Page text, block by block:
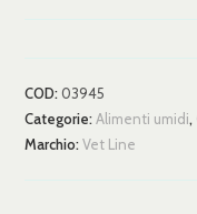
COD:03945
Categorie:Alimenti umidi,
Marchio:Vet Line